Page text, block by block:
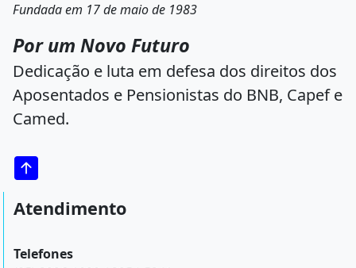
Fundada em 17 de maio de 1983
Por um Novo Futuro
Dedicação e luta em defesa dos direitos dos
Aposentados e Pensionistas do BNB, Capef e
Camed.
Atendimento
Telefones